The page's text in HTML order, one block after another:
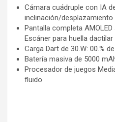
Cámara cuádruple con IA
inclinación/
Pantalla completa
Escáner para huella
Carga Dart de 30.W: 00.%
Batería masiva de 5000
Procesador de juegos
fluido